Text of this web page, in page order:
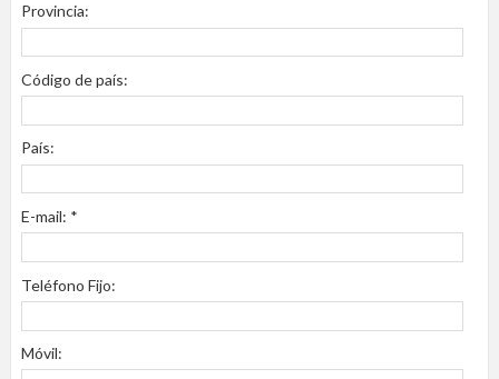
Provincia:
Código de país:
País:
E-mail: *
Teléfono Fijo:
Móvil: